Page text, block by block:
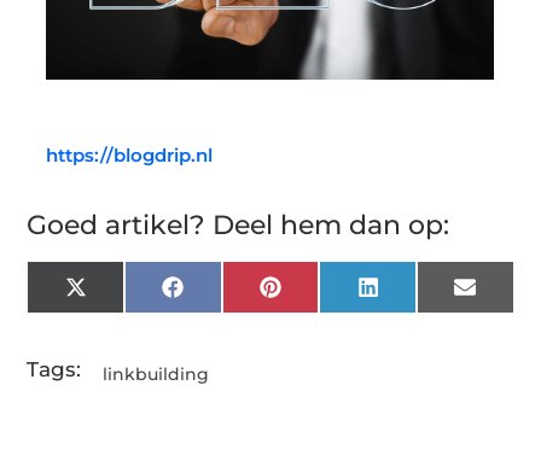
https://blogdrip.nl
Goed artikel? Deel hem dan op:
X
(Twitter)
FacebookPinterestLinkedInEmail
Tags: linkbuilding